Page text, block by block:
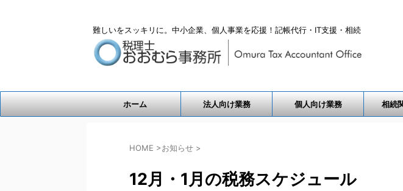
難しいをスッキリに。中小企業、個人事業を応援！記帳代行・IT支援・相続
ホーム 法人向け業務 個人向け業務 相続
HOME >お知らせ >
12月・1月の税務スケジュール